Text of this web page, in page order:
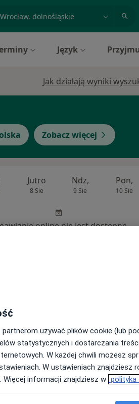
miasto lub dzielnica
Język
Jak działają wyniki
Zobacz więcej
Jutro
8 Sie
Ndz,
9 Sie
Pon,
10 Sie
online nie jest dostępne
Jutro
8 Sie
Ndz,
9 Sie
Pon,
10 Sie
online nie jest dostępne
używać plików cookie (lub
statystycznych i dostarczania
W każdej chwili możesz
W ustawieniach znajdziesz
informacji znajdziesz w polityka